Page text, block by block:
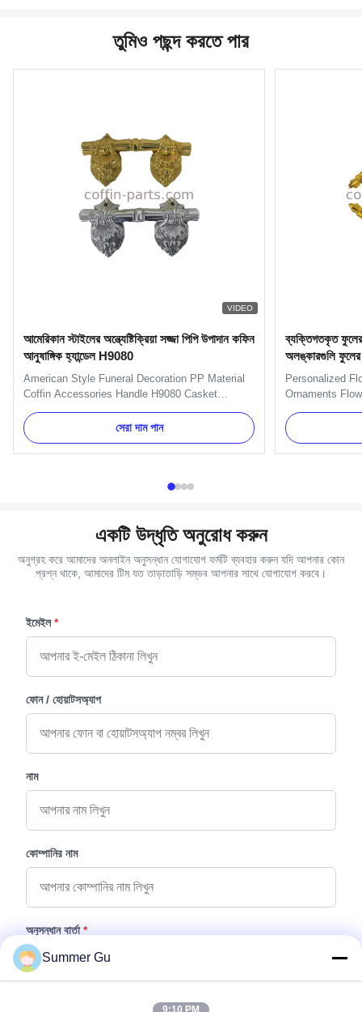
তুমিও পছন্দ করতে পার
VIDEO
আমেরিকান স্টাইলের অন্ত্যেষ্টিক্রিয়া সজ্জা পিপি উপাদান কফিন
আনুষাঙ্গিক হ্যান্ডেল H9080
American Style Funeral Decoration PP Material
Coffin Accessories Handle H9080 Casket
Accessories Handles Specification: Item Name
TX-Model H9080 Material Plastic (PP) Color
Gold, silver, copper, as your order Delivery Time
30 days after the order confirmed Payment Term
সেরা দাম পান
ব্যক্তিগতকৃত ফুলের
অলঙ্কারগুলি ফুলের
Personalized
Ornaments
Description:
Plastic(PP)
Green Delivery
confirmed
একটি উদ্ধৃতি অনুরোধ করুন
অনুগ্রহ করে আমাদের অনলাইন অনুসন্ধান যোগাযোগ ফর্মটি ব্যবহার করুন যদি আপনার কোন
প্রশ্ন থাকে, আমাদের টিম যত তাড়াতাড়ি সম্ভব আপনার সাথে যোগাযোগ করবে।
ইমেইল *
ফোন / হোয়াটসঅ্যাপ
নাম
কোম্পানির নাম
অনুসন্ধান বার্তা *
Summer Gu
9:10 PM